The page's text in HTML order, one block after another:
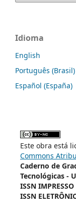
Idioma
English
Português (Brasil)
Español (España)
Este obra está
Commons
Caderno de
Tecnológicas -
ISSN IMPRESSO
ISSN